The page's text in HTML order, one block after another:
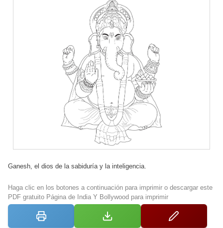
Ganesh, el dios de la sabiduría y la inteligencia.
Haga clic en los botones a continuación para imprimir o descargar este
PDF gratuito Página de India Y Bollywood para imprimir